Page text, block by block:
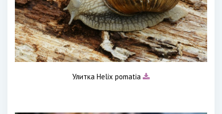
Улитка Helix pomatia